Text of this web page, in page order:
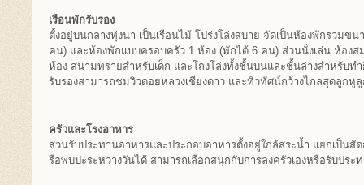
เรือนพักรับรอง
ตั้งอยู่บนกลางทุ่งนา เป็นเรือนไม้ โปร่งโล่งสบาย จัดเป็นห้องพักรวมข
คน) และห้องพักแบบครอบครัว 1 ห้อง (พักได้ 6 คน) ส่วนนั่งเล่น ห้อง
ห้อง สนามทรายสำหรับเด็ก และโถงโล่งทั้งชั้นบนและชั้นล่างสำหรับท
รับรองสามารถชมวิวดอยหลวงเชียงดาว และทิวทัศน์กว้างไกลสุดลูกหูลู
ครัวและโรงอาหาร
ส่วนรับประทานอาหารและประกอบอาหารตั้งอยู่ใกล้สระน้ำ แยกเป็น
รือพบปะระหว่างวันได้ สามารถเลือกสนุกกับการลงครัวเองหรือรับปร